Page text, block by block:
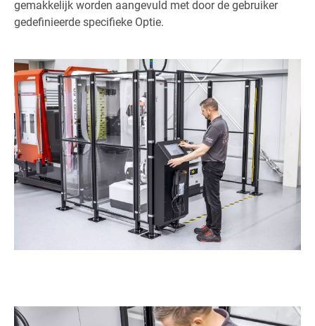
gemakkelijk worden aangevuld met door de gebruiker
gedefinieerde specifieke Optie.